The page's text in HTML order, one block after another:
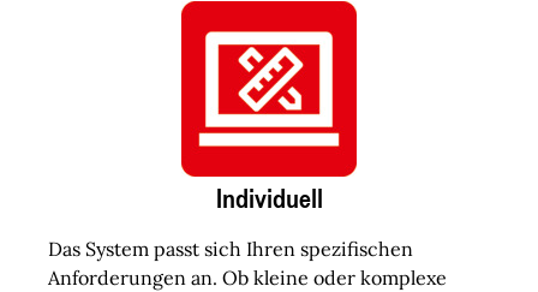
Individuell
Das System passt sich Ihren spezifischen
Anforderungen an. Ob kleine oder komplexe